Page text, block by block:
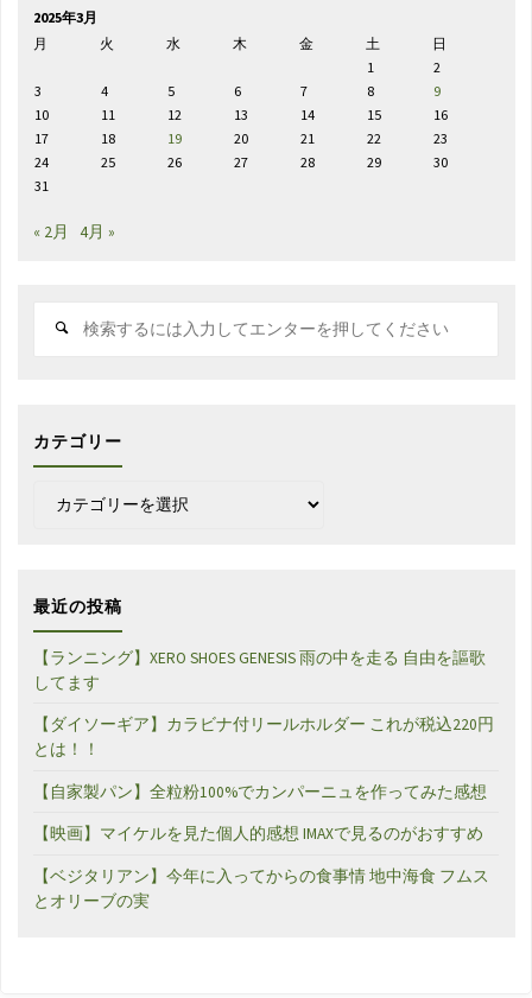
2025年3月
月
火 水 木 金 土
日
1
2
3
4 5 6 7 8
9
10
11 12 13 14 15
16
17
18 19 20 21 22
23
24
25 26 27 28 29
30
31
« 2月 4月 »
カテゴリー
最近の投稿
【ランニング】XERO SHOES GENESIS 雨の中を走る 自由を謳歌
してます
【ダイソーギア】カラビナ付リールホルダー これが税込220円
とは！！
【自家製パン】全粒粉100%でカンパーニュを作ってみた感想
【映画】マイケルを見た個人的感想 IMAXで見るのがおすすめ
【ベジタリアン】今年に入ってからの食事情 地中海食 フムス
とオリーブの実